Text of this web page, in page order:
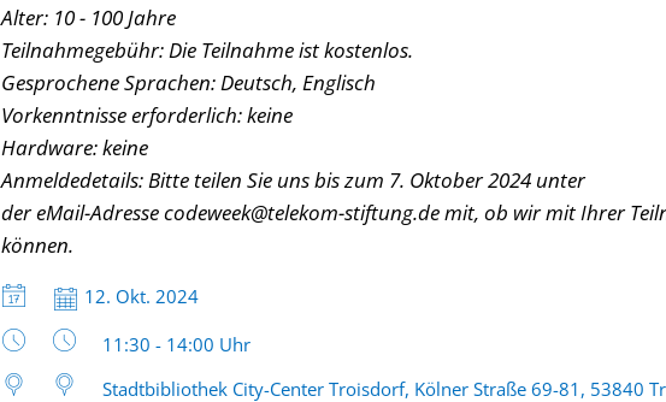
Alter: 10 - 100 Jahre
Teilnahmegebühr: Die Teilnahme ist kostenlos.
Gesprochene Sprachen: Deutsch, Englisch
Vorkenntnisse erforderlich: keine
Hardware: keine
Anmeldedetails: Bitte teilen Sie uns bis zum 7. Oktober 2024 unter
der eMail-Adresse codeweek@telekom-stiftung.de mit, ob wir mit Ihrer
können.
Datum:
12. Okt. 2024
Uhrzeit:
11:30 - 14:00 Uhr
Stadtbibliothek City-Center Troisdorf, Kölner Straße 69-81, 53840